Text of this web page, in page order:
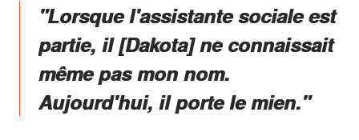
"Lorsque l'assistante sociale est
partie, il [Dakota] ne connaissait
même pas mon nom.
Aujourd'hui, il porte le mien."